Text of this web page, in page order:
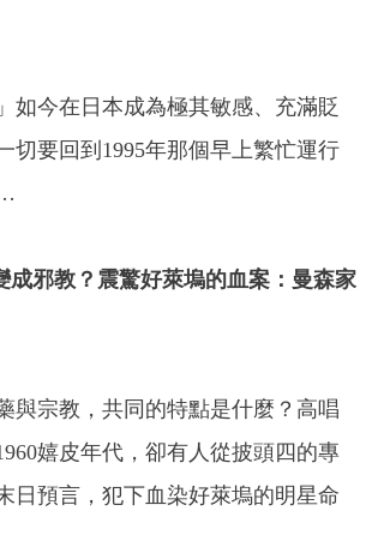
如今在日本成為極其敏感、充滿貶
切要回到1995年那個早上繁忙運行
成邪教？震驚好萊塢的血案：曼森家
與宗教，共同的特點是什麼？高唱
嬉皮年代，卻有人從披頭四的專
日預言，犯下血染好萊塢的明星命